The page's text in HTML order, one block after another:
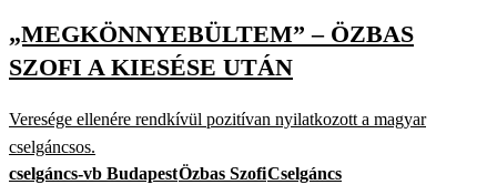
„MEGKÖNNYEBÜLTEM” – ÖZBAS
SZOFI A KIESÉSE UTÁN
Veresége ellenére rendkívül pozitívan nyilatkozott a magyar
cselgáncsos.
cselgáncs-vb BudapestÖzbas SzofiCselgáncs